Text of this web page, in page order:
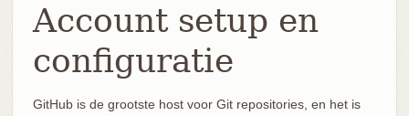
Account setup en
configuratie
GitHub is de grootste host voor Git repositories, en het is